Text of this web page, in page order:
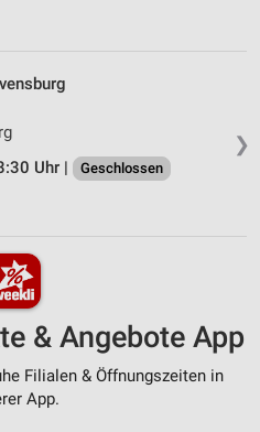
❯
Uhr |
Geschlossen
& Angebote App
Filialen & Öffnungszeiten in
App.